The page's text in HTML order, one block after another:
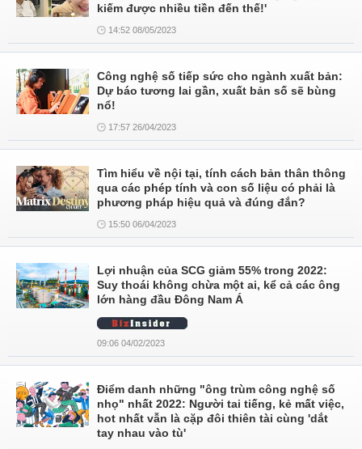
kiếm được nhiều tiền đến thế!'
14:52 08/05/2023
Công nghệ số tiếp sức cho ngành xuất bản:
Dự báo tương lai gần, xuất bản số sẽ bùng
nổ!
17:57 26/04/2023
Tìm hiểu về nội tại, tính cách bản thân thông
qua các phép tính và con số liệu có phải là
phương pháp hiệu quả và đúng đắn?
15:50 06/04/2023
Lợi nhuận của SCG giảm 55% trong 2022:
Suy thoái không chừa một ai, kể cả các ông
lớn hàng đầu Đông Nam Á
09:06 04/02/2023
Điểm danh những "ông trùm công nghệ số
nhọ" nhất 2022: Người tai tiếng, kẻ mất việc,
hot nhất vẫn là cặp đôi thiên tài cùng 'dắt
tay nhau vào tù'